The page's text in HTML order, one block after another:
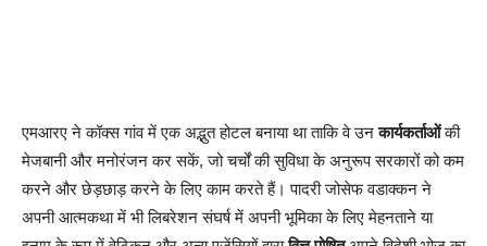
एमआरए ने कॉक्स गांव में एक अद्भुत होटल बनाया था ताकि वे उनकार्यकर्ताओंकी
मेजबानी और मनोरंजन कर सकें, जो चर्चों की सुविधा के अनुरूप सरकारों को कम
करने और छेड़छाड़ करने के लिए काम करते हैं। पादरी जोसेफ वडाक्कन ने
अपनी आत्मकथा में भी लिबरेशन संघर्ष में अपनी भूमिका के लिए मेहनताने या